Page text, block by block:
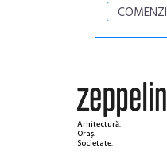
COMENZI
Arhitectură.
Oraș.
Societate.